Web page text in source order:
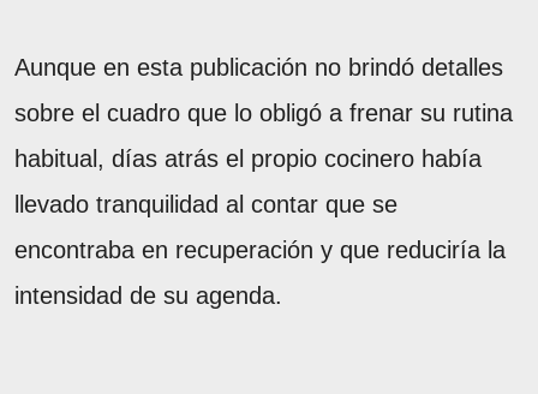
Aunque en esta publicación no brindó detalles
sobre el cuadro que lo obligó a frenar su rutina
habitual, días atrás el propio cocinero había
llevado tranquilidad al contar que se
encontraba en recuperación y que reduciría la
intensidad de su agenda.